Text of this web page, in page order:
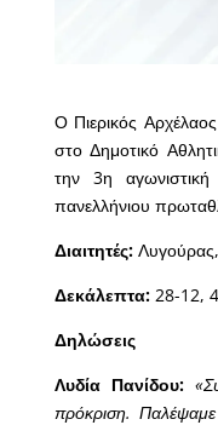
Ο Πιερικός
στο Δημοτικό
την 3η
πανελλήνιου
Διαιτητές:Λυγούρας,
Δεκάλεπτα:28-12,
Δηλώσεις
Λυδία Πανίδου:
πρόκριση. Παλέψαμε